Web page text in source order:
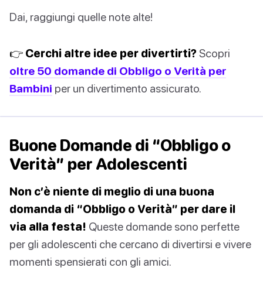
Dai, raggiungi quelle note alte!
👉 Cerchi altre idee per divertirti? Scopri
oltre 50 domande di Obbligo o Verità per
Bambini per un divertimento assicurato.
Buone Domande di “Obbligo o
Verità” per Adolescenti
Non c’è niente di meglio di una buona
domanda di “Obbligo o Verità” per dare il
via alla festa! Queste domande sono perfette
per gli adolescenti che cercano di divertirsi e vivere
momenti spensierati con gli amici.